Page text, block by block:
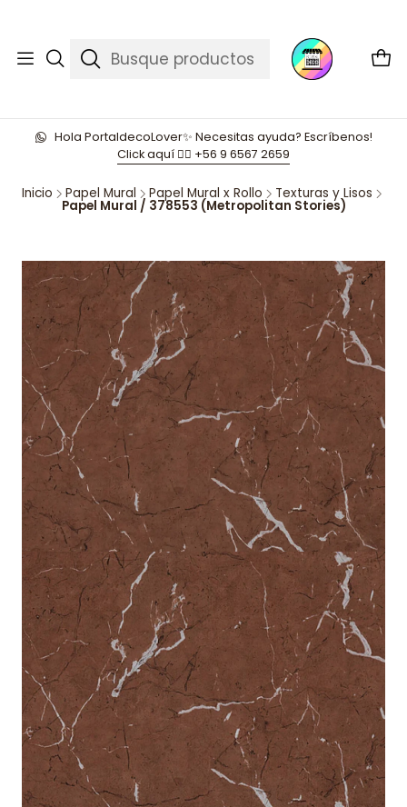
Hola PortaldecoLover✨ Necesitas ayuda? Escríbenos!
Click aquí 👉🏼 +56 9 6567 2659
Inicio Papel Mural Papel Mural x Rollo Texturas y Lisos
Papel Mural / 378553 (Metropolitan Stories)